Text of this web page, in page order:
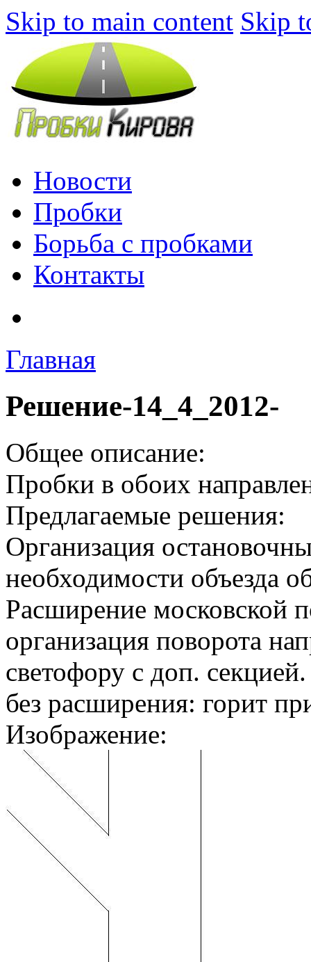
Skip to main content Skip
Новости
Пробки
Борьба с пробками
Контакты
Главная
Решение-14_4_2012-
Общее описание:
Пробки в обоих
Предлагаемые решения:
Организация
необходимости объезда
Расширение московской
организация поворота
светофору с доп.
без расширения: горит
Изображение: